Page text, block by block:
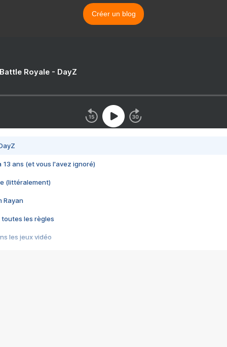
Créer un blog
Royale - DayZ
13 ans (et vous l'avez ignoré)
(littéralement)
Rayan
toutes les règles
les jeux vidéo